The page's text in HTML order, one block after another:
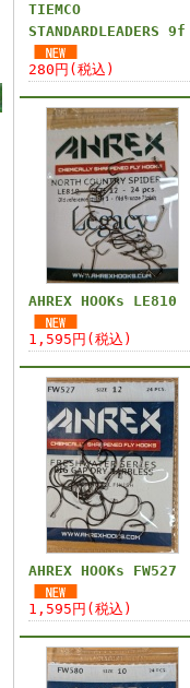
TIEMCO
STANDARDLEADERS 9f
280円(税込)
AHREX HOOKs LE810
1,595円(税込)
AHREX HOOKs FW527
1,595円(税込)